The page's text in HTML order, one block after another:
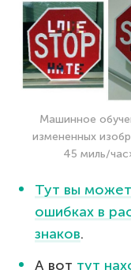
Машинное
измененных
45 миль/
Тут вы
ошибках в
знаков.
А вот тут